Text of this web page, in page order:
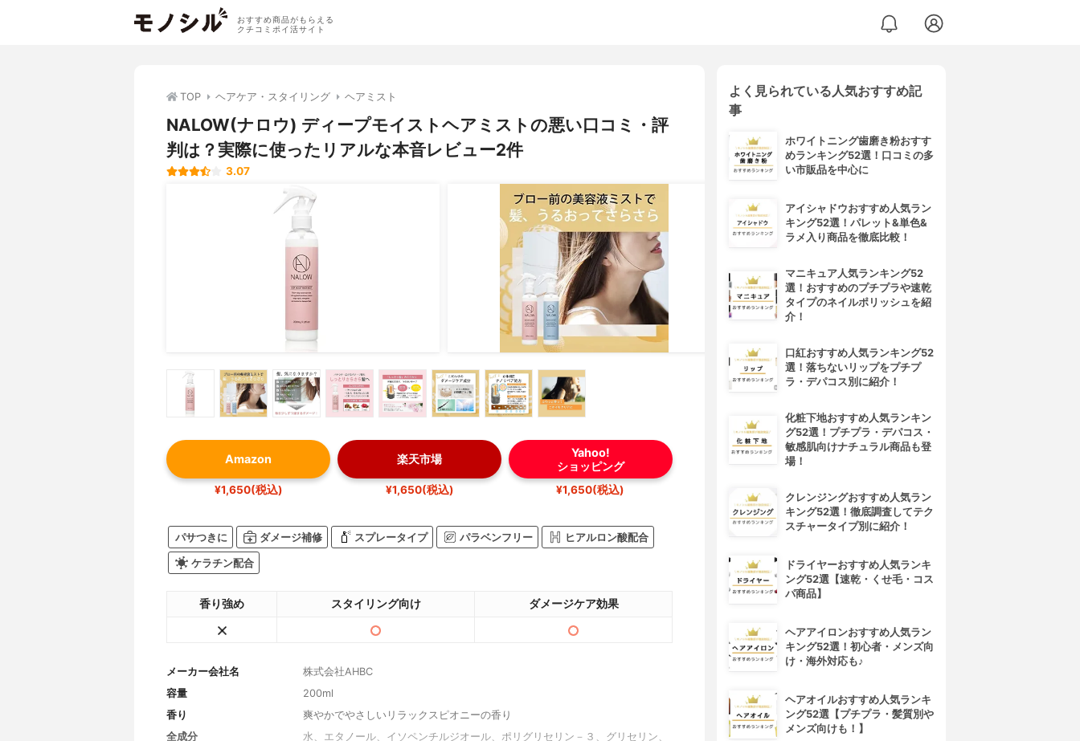
おすすめ商品がもらえる
クチコミポイ活サイト
TOP ヘアケア・スタイリング ヘアミスト
NALOW(ナロウ) ディープモイストヘアミストの悪い口コミ・評
判は？実際に使ったリアルな本音レビュー2件
3.07
Amazon
¥1,650(税込)
楽天市場
¥1,650(税込)
Yahoo!
ショッピング
¥1,650(税込)
パサつきに ダメージ補修 スプレータイプ パラベンフリー ヒアルロン酸配合
ケラチン配合
香り強め スタイリング向け ダメージケア効果
メーカー会社名
株式会社AHBC
容量
200ml
香り
爽やかでやさしいリラックスピオニーの香り
全成分
水、エタノール、イソペンチルジオール、ポリグリセリン－３、グリセリン、
よく見られている人気おすすめ記
事
ホワイトニング歯磨き粉おすす
めランキング52選！口コミの多
い市販品を中心に
アイシャドウおすすめ人気ラン
キング52選！パレット&単色&
ラメ入り商品を徹底比較！
マニキュア人気ランキング52
選！おすすめのプチプラや速乾
タイプのネイルポリッシュを紹
介！
口紅おすすめ人気ランキング52
選！落ちないリップをプチプ
ラ・デパコス別に紹介！
化粧下地おすすめ人気ランキン
グ52選！プチプラ・デパコス・
敏感肌向けナチュラル商品も登
場！
クレンジングおすすめ人気ラン
キング52選！徹底調査してテク
スチャータイプ別に紹介！
ドライヤーおすすめ人気ランキ
ング52選【速乾・くせ毛・コス
パ商品】
ヘアアイロンおすすめ人気ラン
キング52選！初心者・メンズ向
け・海外対応も♪
ヘアオイルおすすめ人気ランキ
ング52選【プチプラ・髪質別や
メンズ向けも！】